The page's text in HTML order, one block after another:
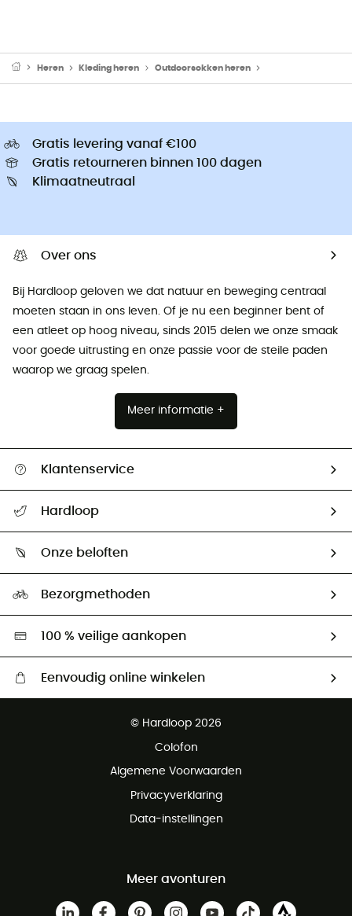
Heren Kleding heren Outdoorsokken heren
Gratis levering vanaf €100
Gratis retourneren binnen 100 dagen
Klimaatneutraal
Over ons
Bij Hardloop geloven we dat natuur en beweging centraal
moeten staan ​​in ons leven. Of je nu een beginner bent of
een atleet op hoog niveau, sinds 2015 delen we onze smaak
voor goede uitrusting en onze passie voor de steile paden
waarop we graag spelen.
Meer informatie +
Klantenservice
Mijn zending volgen
Retourzendingen & Terugbetalingen
Hardloop
Ambassadeurs
Onze beloften
Hardgreen
Bezorgmethoden
100 % veilige aankopen
Eenvoudig online winkelen
Gratis retourneren binnen 100 dagen
© Hardloop 2026
Colofon
Algemene Voorwaarden
Privacyverklaring
Data-instellingen
Meer avonturen